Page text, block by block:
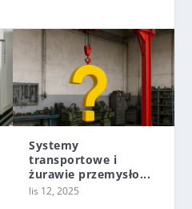
Systemy
transportowe i
żurawie przemysło...
lis 12, 2025